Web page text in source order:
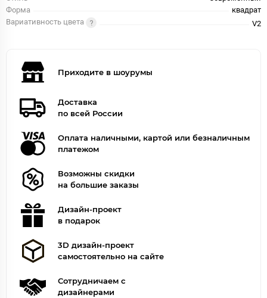
Форма
квадрат
Вариативность цвета
V2
Приходите в шоурумы
Доставка
по всей России
Оплата наличными, картой или безналичным
платежом
Возможны скидки
на большие заказы
Дизайн-проект
в подарок
3D дизайн-проект
самостоятельно на сайте
Сотрудничаем с
дизайнерами